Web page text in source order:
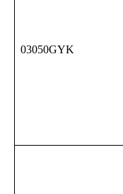
03050GYK